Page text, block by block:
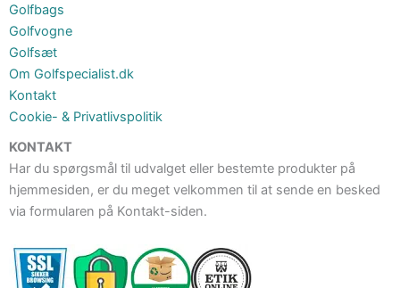
Golfbags
Golfvogne
Golfsæt
Om Golfspecialist.dk
Kontakt
Cookie- & Privatlivspolitik
KONTAKT
Har du spørgsmål til udvalget eller bestemte produkter på
hjemmesiden, er du meget velkommen til at sende en besked
via formularen på Kontakt-siden.